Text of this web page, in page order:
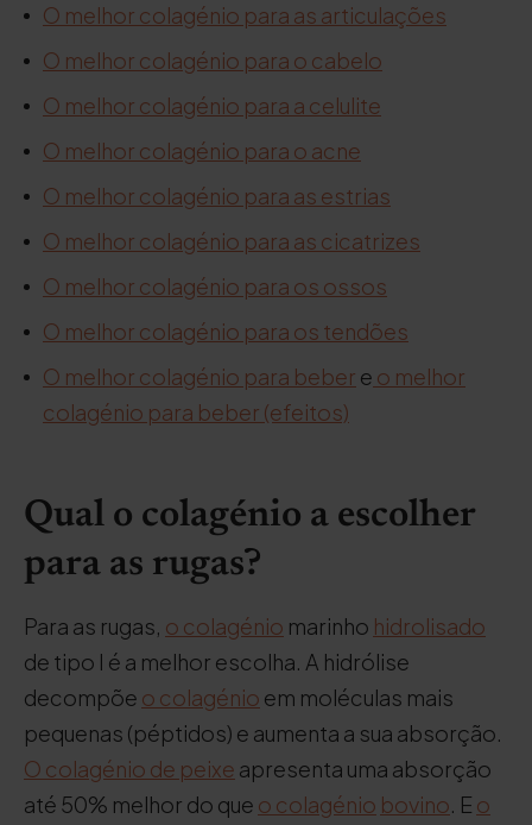
O melhor colagénio para as articulações
O melhor colagénio para o cabelo
O melhor colagénio para a celulite
O melhor colagénio para o acne
O melhor colagénio para as estrias
O melhor colagénio para as cicatrizes
O melhor colagénio para os ossos
O melhor colagénio para os tendões
O melhor colagénio para beber e o melhor
colagénio para beber (efeitos)
Qual o colagénio a escolher
para as rugas?
Para as rugas, o colagénio marinho hidrolisado
de tipo I é a melhor escolha. A hidrólise
decompõe o colagénio em moléculas mais
pequenas (péptidos) e aumenta a sua absorção.
O colagénio de peixe apresenta uma absorção
até 50% melhor do que o colagénio bovino. E o